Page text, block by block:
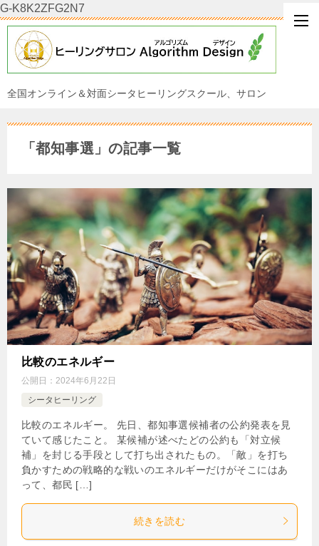
G-K8K2ZFG2N7
全国オンライン＆対面シータヒーリングスクール、サロン
「都知事選」の記事一覧
比較のエネルギー
公開日： 2024年6月22日
シータヒーリング
比較のエネルギー。 先日、都知事選候補者の公約発表を見
ていて感じたこと。 某候補が述べたどの公約も「対立候
補」を封じる手段として打ち出されたもの。「敵」を打ち
負かすための戦略的な戦いのエネルギーだけがそこにはあ
って、都民 […]
続きを読む